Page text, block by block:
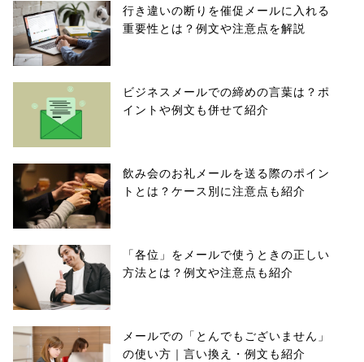
行き違いの断りを催促メールに入れる
重要性とは？例文や注意点を解説
ビジネスメールでの締めの言葉は？ポ
イントや例文も併せて紹介
飲み会のお礼メールを送る際のポイン
トとは？ケース別に注意点も紹介
「各位」をメールで使うときの正しい
方法とは？例文や注意点も紹介
メールでの「とんでもございません」
の使い方｜言い換え・例文も紹介